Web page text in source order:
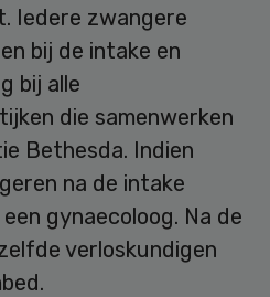
Iedere zwangere
bij de intake en
bij alle
die samenwerken
Bethesda. Indien
na de intake
gynaecoloog. Na de
verloskundigen